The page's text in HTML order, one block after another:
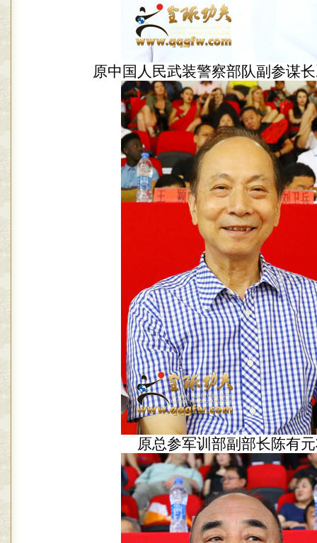
原中国人民武装警察部队副参谋
原总参军训部副部长陈有